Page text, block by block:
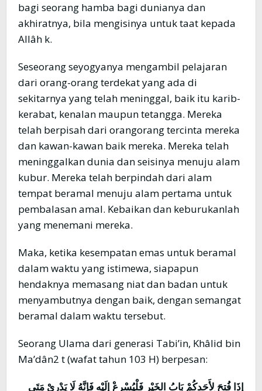
bagi seorang hamba bagi dunianya dan
akhiratnya, bila mengisinya untuk taat kepada
Allâh k.
Seseorang seyogyanya mengambil pelajaran
dari orang-orang terdekat yang ada di
sekitarnya yang telah meninggal, baik itu karib-
kerabat, kenalan maupun tetangga. Mereka
telah berpisah dari orangorang tercinta mereka
dan kawan-kawan baik mereka. Mereka telah
meninggalkan dunia dan seisinya menuju alam
kubur. Mereka telah berpindah dari alam
tempat beramal menuju alam pertama untuk
pembalasan amal. Kebaikan dan keburukanlah
yang menemani mereka.
Maka, ketika kesempatan emas untuk beramal
dalam waktu yang istimewa, siapapun
hendaknya memasang niat dan badan untuk
menyambutnya dengan baik, dengan semangat
beramal dalam waktu tersebut.
Seorang Ulama dari generasi Tabi’in, Khâlid bin
Ma’dân2 t (wafat tahun 103 H) berpesan:
إِذَا فُتِحَ لِأَحَدِكُمْ بَابُ الخَيْرِ فَلْيُسْرِعْ إِلَيْهِ فَإِنَّهُ لَا يَدْرِيْ مَتَى